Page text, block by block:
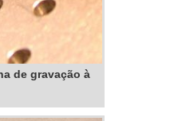
de gravação à